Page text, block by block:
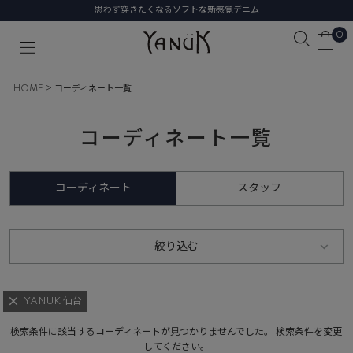
思わず穿きたくなるソフトな新感覚デニム
0
HOME コーディネート一覧
コーディネート一覧
コーディネート スタッフ
絞り込む
YANUK 仙台
検索条件に該当するコーディネートが見つかりませんでした。 検索条件を変更
してください。